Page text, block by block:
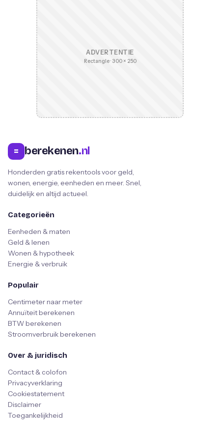
ADVERTENTIE
Rectangle · 300 × 250
= berekenen.nl
Honderden gratis rekentools voor geld,
wonen, energie, eenheden en meer. Snel,
duidelijk en altijd actueel.
Categorieën
Eenheden & maten
Geld & lenen
Wonen & hypotheek
Energie & verbruik
Populair
Centimeter naar meter
Annuïteit berekenen
BTW berekenen
Stroomverbruik berekenen
Over & juridisch
Contact & colofon
Privacyverklaring
Cookiestatement
Disclaimer
Toegankelijkheid